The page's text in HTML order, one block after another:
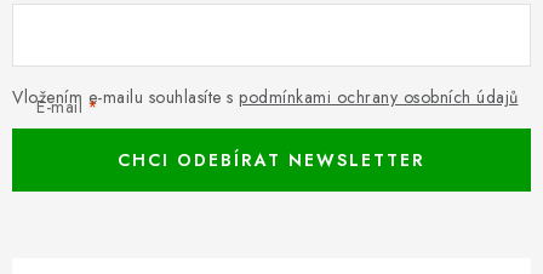
E-mail
Vložením e-mailu souhlasíte s podmínkami ochrany osobních údajů
CHCI ODEBÍRAT NEWSLETTER